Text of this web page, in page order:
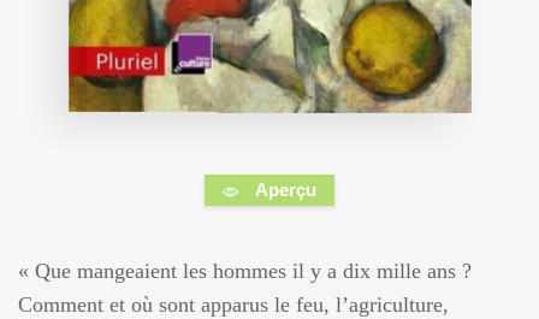
Aperçu
« Que mangeaient les hommes il y a dix mille ans ?
Comment et où sont apparus le feu, l’agriculture,